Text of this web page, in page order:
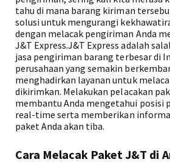
tahu di mana barang kiriman
solusi untuk mengurangi
dengan melacak pengiriman Anda
J&T Express.J&T Express adalah
jasa pengiriman barang terbesar di
perusahaan yang semakin
menghadirkan layanan untuk
dikirimkan. Melakukan pelacakan
membantu Anda mengetahui posisi
real-time serta memberikan
paket Anda akan tiba.
Cara Melacak Paket J&T di